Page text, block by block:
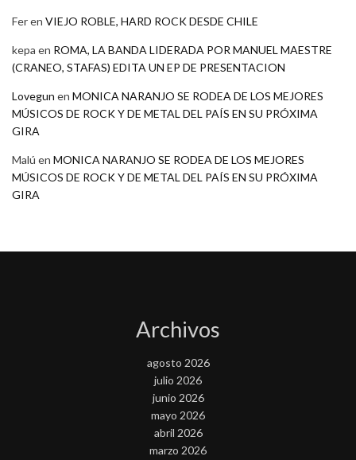
Feren VIEJO ROBLE, HARD ROCK DESDE CHILE
kepa en ROMA, LA BANDA LIDERADA POR MANUEL MAESTRE
(CRANEO, STAFAS) EDITA UN EP DE PRESENTACION
Lovegun en MONICA NARANJO SE RODEA DE LOS MEJORES
MÚSICOS DE ROCK Y DE METAL DEL PAÍS EN SU PRÓXIMA
GIRA
Malú en MONICA NARANJO SE RODEA DE LOS MEJORES
MÚSICOS DE ROCK Y DE METAL DEL PAÍS EN SU PRÓXIMA
GIRA
Archivos
agosto 2026
julio 2026
junio 2026
mayo 2026
abril 2026
marzo 2026